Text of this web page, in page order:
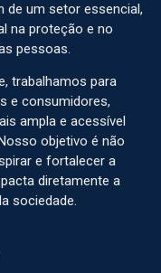
de um setor essencial,
na proteção e no
pessoas.
trabalhamos para
e consumidores,
ampla e acessível
objetivo é não
e fortalecer a
diretamente a
sociedade.